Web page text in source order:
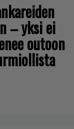
– yksi ei
outoon